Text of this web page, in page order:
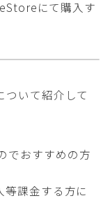
にて購入す
いて紹介して
でおすすめの方
課金する方に